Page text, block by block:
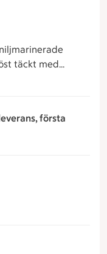
täckt med
marsipanros.
första